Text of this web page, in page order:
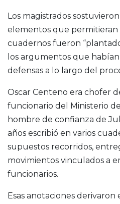
Los magistrados
elementos que
cuadernos fueron
los argumentos que
defensas a lo largo del
Oscar Centeno era chofer
funcionario del Ministerio
hombre de confianza de
años escribió en varios
supuestos recorridos,
movimientos vinculados a
funcionarios.
Esas anotaciones derivaron